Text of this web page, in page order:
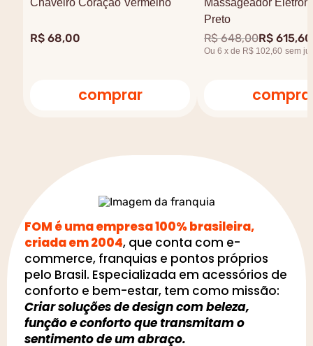
R$ 68,00
comprar
Preto
R$ 648,00R$ 615,60
Ou 6 x de R$ 102,60 sem
FOM é uma empresa 100% brasileira,
criada em 2004, que conta com e-
commerce, franquias e pontos próprios
pelo Brasil. Especializada em acessórios de
conforto e bem-estar, tem como missão:
Criar soluções de design com beleza,
função e conforto que transmitam o
sentimento de um abraço.